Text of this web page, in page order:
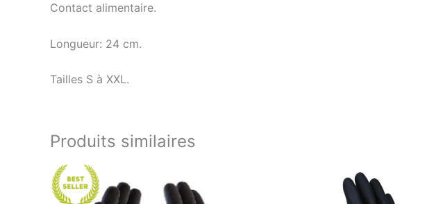
Contact alimentaire.
Longueur: 24 cm.
Tailles S à XXL.
Produits similaires
produit